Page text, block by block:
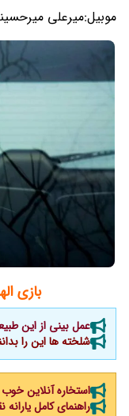
موبیل:میرعلی
بازی
عمل بینی از این
شلخته ها این را
استخاره آنلاین
راهنمای کامل یارانه نقدی ۱۴۰۵؛ مبلغ، زمان